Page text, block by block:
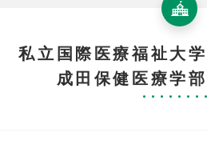
私立国際医療福祉大
成田保健医療学